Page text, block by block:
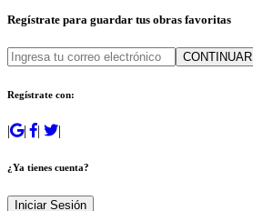
Regístrate para guardar tus obras favoritas
CONTINUAR
Regístrate con:
| | | |
¿Ya tienes cuenta?
Iniciar Sesión